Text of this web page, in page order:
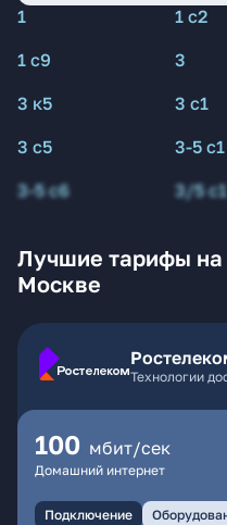
1 1 с2
1 с9
3
3 к5
3 с1
3 с5
3-5 с1
3-5 с6
3/5 с1
Лучшие тарифы на
Москве
Технологии
100 мбит/сек
Домашний интернет
Подключение